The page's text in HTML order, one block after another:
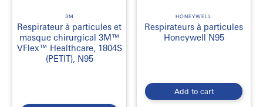
3M
Respirateur à particules et
masque chirurgical 3M™
VFlex™ Healthcare, 1804S
(PETIT), N95
HONEYWELL
Respirateurs à particules
Honeywell N95
Add to cart